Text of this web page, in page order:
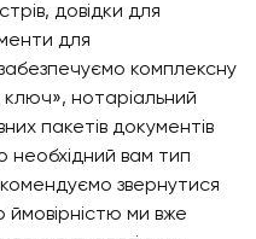
довідки для
для
комплексну
ключ», нотаріальний
пакетів документів
необхідний вам тип
звернутися
ймовірністю ми вже